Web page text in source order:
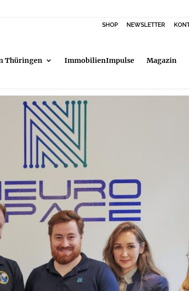
SHOP NEWSLETTER
Thüringen ImmobilienImpulse Magazin